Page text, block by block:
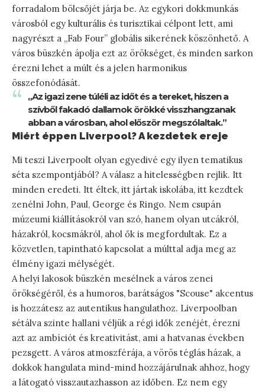
forradalom bölcsőjét járja be. Az egykori dokkmunkás
városból egy kulturális és turisztikai célpont lett, ami
nagyrészt a „Fab Four” globális sikerének köszönhető. A
város büszkén ápolja ezt az örökséget, és minden sarkon
érezni lehet a múlt és a jelen harmonikus
összefonódását.
„Az igazi zene túléli az időt és a tereket, hiszen a
szívből fakadó dallamok örökké visszhangzanak
abban a városban, ahol először megszólaltak.”
Miért éppen Liverpool? A kezdetek ereje
Mi teszi Liverpoolt olyan egyedivé egy ilyen tematikus
séta szempontjából? A válasz a hitelességben rejlik. Itt
minden eredeti. Itt éltek, itt jártak iskolába, itt kezdtek
zenélni John, Paul, George és Ringo. Nem csupán
múzeumi kiállításokról van szó, hanem olyan utcákról,
házakról, kocsmákról, ahol ők is megfordultak. Ez a
közvetlen, tapintható kapcsolat a múlttal adja meg az
élmény igazi mélységét.
A helyi lakosok büszkén mesélnek a város zenei
örökségéről, és a humoros, barátságos "Scouse" akcentus
is hozzátesz az autentikus hangulathoz. Liverpoolban
sétálva szinte hallani véljük a régi idők zenéjét, érezni
azt az ambíciót és kreativitást, ami a hatvanas években
pezsgett. A város atmoszférája, a vörös téglás házak, a
dokkok hangulata mind-mind hozzájárulnak ahhoz, hogy
a látogató visszautazhasson az időben. Ez nem egy